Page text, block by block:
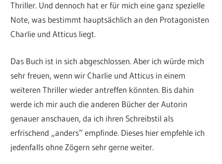
Thriller. Und dennoch hat er für mich eine ganz spezielle
Note, was bestimmt hauptsächlich an den Protagonisten
Charlie und Atticus liegt.
Das Buch ist in sich abgeschlossen. Aber ich würde mich
sehr freuen, wenn wir Charlie und Atticus in einem
weiteren Thriller wieder antreffen könnten. Bis dahin
werde ich mir auch die anderen Bücher der Autorin
genauer anschauen, da ich ihren Schreibstil als
erfrischend „anders“ empfinde. Dieses hier empfehle ich
jedenfalls ohne Zögern sehr gerne weiter.